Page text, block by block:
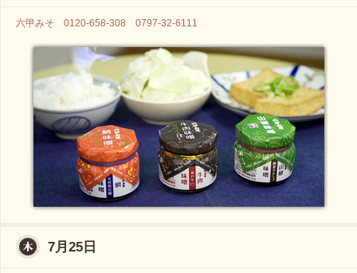
六甲みそ 0120-658-308 0797-32-6111
7月25日